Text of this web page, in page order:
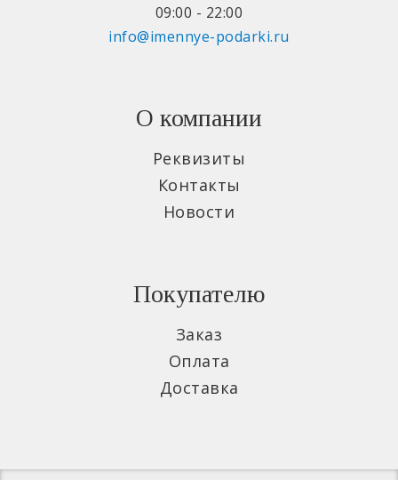
09:00 - 22:00
info@imennye-podarki.ru
О компании
Реквизиты
Контакты
Новости
Покупателю
Заказ
Оплата
Доставка